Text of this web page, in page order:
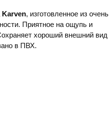
Karven, изготовленное из очень
Приятное на ощупь и
хороший внешний вид
в ПВХ.